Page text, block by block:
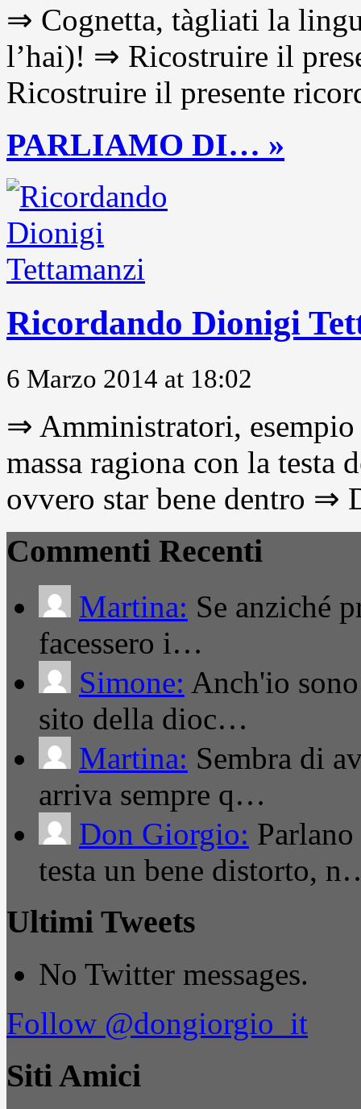
⇒ Cognetta, tàgliati la
l’hai)! ⇒ Ricostruire il
Ricostruire il presente
PARLIAMO DI… »
Ricordando Dionigi
6 Marzo 2014 at 18:02
⇒ Amministratori,
massa ragiona con la
ovvero star bene dentro ⇒
Commenti Recenti
Martina: Se anziché
facessero i…
Simone: Anch'io
sito della dioc…
Martina: Sembra di
arriva sempre q…
Don Giorgio:
testa un bene distorto,
Ultimi Tweets
No Twitter messages.
Follow @dongiorgio_it
Siti Amici